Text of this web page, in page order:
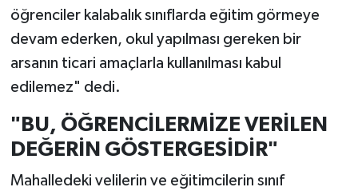
öğrenciler kalabalık sınıflarda eğitim görmeye
devam ederken, okul yapılması gereken bir
arsanın ticari amaçlarla kullanılması kabul
edilemez" dedi.
"BU, ÖĞRENCİLERMİZE VERİLEN
DEĞERİN GÖSTERGESİDİR"
Mahalledeki velilerin ve eğitimcilerin sınıf